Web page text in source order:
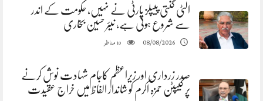
الٹی گنتی پیپلز پارٹی نے نہیں، حکومت کے اندر
سے شروع ہوئی ہے، نیئر حسین بخاری
08/08/2026
10مناظر
صدر زرداری اور زیراعظم کاجام شہادت نوش کرنے
پر کیپٹن حمزہ اکرم کو شاندار الفاظ میں خراج عقیدت